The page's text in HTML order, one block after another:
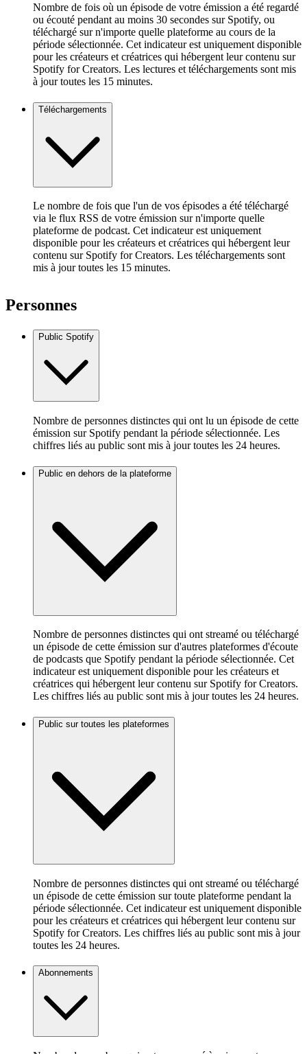
Nombre de fois où un épisode de votre émission a été regardé
ou écouté pendant au moins 30 secondes sur Spotify, ou
téléchargé sur n'importe quelle plateforme au cours de la
période sélectionnée. Cet indicateur est uniquement disponible
pour les créateurs et créatrices qui hébergent leur contenu sur
Spotify for Creators. Les lectures et téléchargements sont mis
à jour toutes les 15 minutes.
Téléchargements
Le nombre de fois que l'un de vos épisodes a été téléchargé
via le flux RSS de votre émission sur n'importe quelle
plateforme de podcast. Cet indicateur est uniquement
disponible pour les créateurs et créatrices qui hébergent leur
contenu sur Spotify for Creators. Les téléchargements sont
mis à jour toutes les 15 minutes.
Personnes
Public Spotify
Nombre de personnes distinctes qui ont lu un épisode de cette
émission sur Spotify pendant la période sélectionnée. Les
chiffres liés au public sont mis à jour toutes les 24 heures.
Public en dehors de la plateforme
Nombre de personnes distinctes qui ont streamé ou téléchargé
un épisode de cette émission sur d'autres plateformes d'écoute
de podcasts que Spotify pendant la période sélectionnée. Cet
indicateur est uniquement disponible pour les créateurs et
créatrices qui hébergent leur contenu sur Spotify for Creators.
Les chiffres liés au public sont mis à jour toutes les 24 heures.
Public sur toutes les plateformes
Nombre de personnes distinctes qui ont streamé ou téléchargé
un épisode de cette émission sur toute plateforme pendant la
période sélectionnée. Cet indicateur est uniquement disponible
pour les créateurs et créatrices qui hébergent leur contenu sur
Spotify for Creators. Les chiffres liés au public sont mis à jour
toutes les 24 heures.
Abonnements